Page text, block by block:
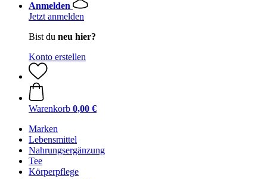
Anmelden
Jetzt anmelden
Bist du neu hier?
Konto erstellen
Warenkorb 0,00 €
Marken
Lebensmittel
Nahrungsergänzung
Tee
Körperpflege